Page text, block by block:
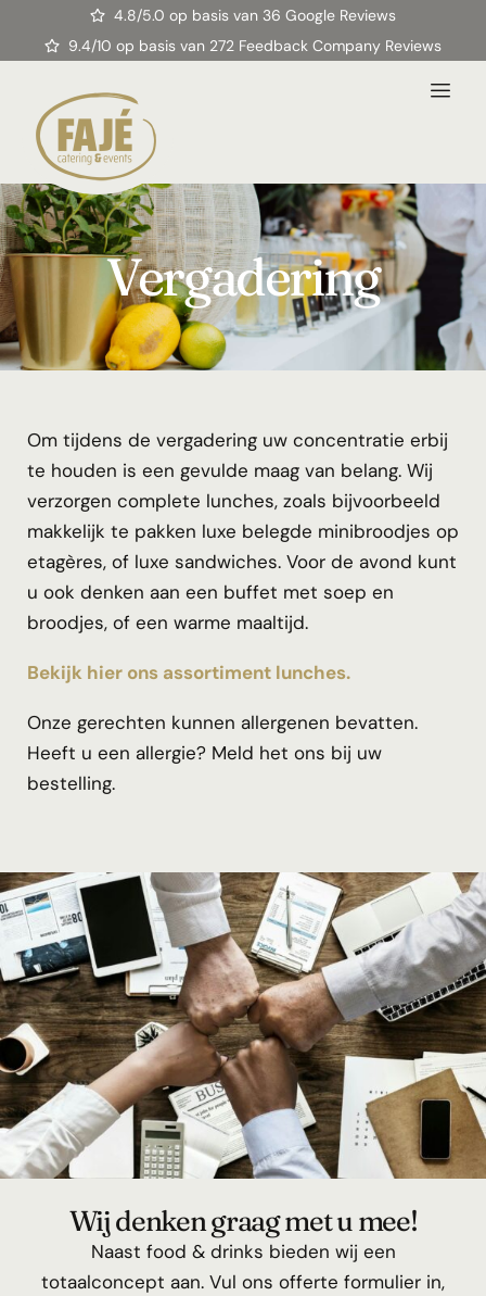
4.8/5.0 op basis van 36 Google Reviews
9.4/10 op basis van 272 Feedback Company Reviews
Vergadering
Om tijdens de vergadering uw concentratie erbij
te houden is een gevulde maag van belang. Wij
verzorgen complete lunches, zoals bijvoorbeeld
makkelijk te pakken luxe belegde minibroodjes op
etagères, of luxe sandwiches. Voor de avond kunt
u ook denken aan een buffet met soep en
broodjes, of een warme maaltijd.
Bekijk hier ons assortiment lunches.
Onze gerechten kunnen allergenen bevatten.
Heeft u een allergie? Meld het ons bij uw
bestelling.
Wij denken graag met u mee!
Naast food & drinks bieden wij een
totaalconcept aan. Vul ons offerte formulier in,